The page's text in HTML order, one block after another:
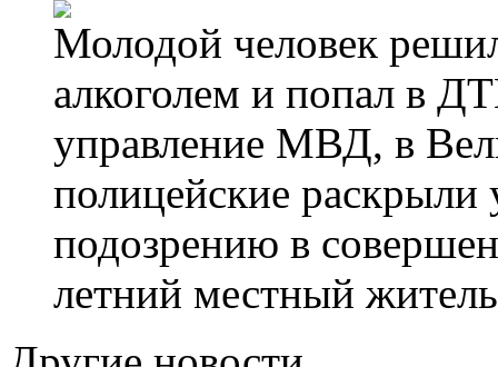
Молодой человек
алкоголем и попал в
управление МВД, в
полицейские
подозрению в
летний местный